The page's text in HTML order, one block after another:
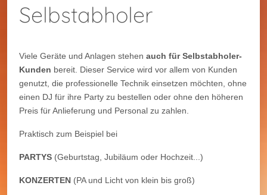
Selbstabholer
Viele Geräte und Anlagen stehen auch für Selbstabholer-
Kunden bereit. Dieser Service wird vor allem von Kunden
genutzt, die professionelle Technik einsetzen möchten, ohne
einen DJ für ihre Party zu bestellen oder ohne den höheren
Preis für Anlieferung und Personal zu zahlen.
Praktisch zum Beispiel bei
PARTYS (Geburtstag, Jubiläum oder Hochzeit...)
KONZERTEN (PA und Licht von klein bis groß)